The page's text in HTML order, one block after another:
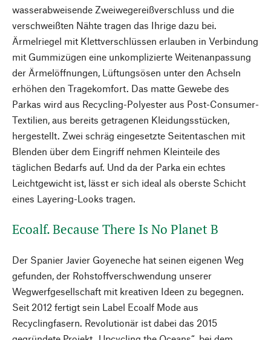
wasserabweisende Zweiwegereißverschluss und die
verschweißten Nähte tragen das Ihrige dazu bei.
Ärmelriegel mit Klettverschlüssen erlauben in Verbindung
mit Gummizügen eine unkomplizierte Weitenanpassung
der Ärmelöffnungen, Lüftungsösen unter den Achseln
erhöhen den Tragekomfort. Das matte Gewebe des
Parkas wird aus Recycling-Polyester aus Post-Consumer-
Textilien, aus bereits getragenen Kleidungsstücken,
hergestellt. Zwei schräg eingesetzte Seitentaschen mit
Blenden über dem Eingriff nehmen Kleinteile des
täglichen Bedarfs auf. Und da der Parka ein echtes
Leichtgewicht ist, lässt er sich ideal als oberste Schicht
eines Layering-Looks tragen.
Ecoalf. Because There Is No Planet B
Der Spanier Javier Goyeneche hat seinen eigenen Weg
gefunden, der Rohstoffverschwendung unserer
Wegwerfgesellschaft mit kreativen Ideen zu begegnen.
Seit 2012 fertigt sein Label Ecoalf Mode aus
Recyclingfasern. Revolutionär ist dabei das 2015